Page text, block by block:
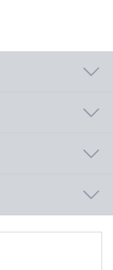
勉強会なども開催
きさや公共性を重
ェクトを推進する
です。
務前提）を含み